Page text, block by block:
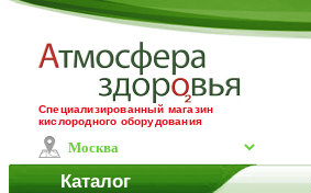
Специализированный магазин
кислородного оборудования
Каталог